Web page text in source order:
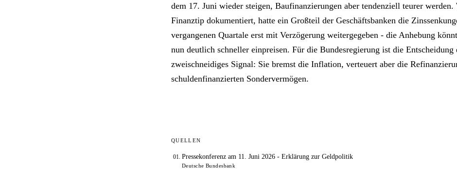
dem 17. Juni wieder steigen, Baufinanzierungen aber tendenziell teurer werden.
Finanztip dokumentiert, hatte ein Großteil der Geschäftsbanken die
vergangenen Quartale erst mit Verzögerung weitergegeben - die Anhebung
nun deutlich schneller einpreisen. Für die Bundesregierung ist die Entscheidung
zweischneidiges Signal: Sie bremst die Inflation, verteuert aber die
schuldenfinanzierten Sondervermögen.
QUELLEN
Pressekonferenz am 11. Juni 2026 - Erklärung zur Geldpolitik
Deutsche Bundesbank